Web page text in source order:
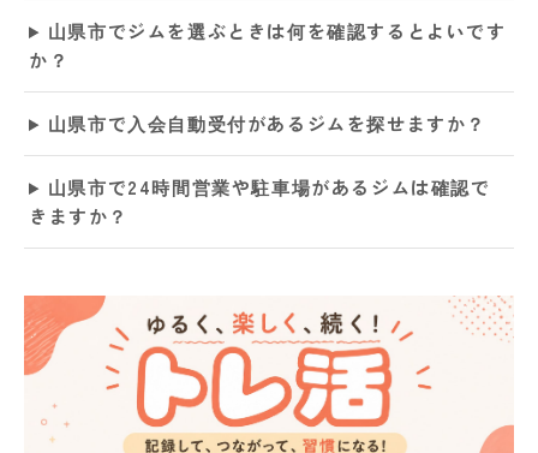
山県市でジムを選ぶときは何を確認するとよいです
か？
山県市で入会自動受付があるジムを探せますか？
山県市で24時間営業や駐車場があるジムは確認で
きますか？